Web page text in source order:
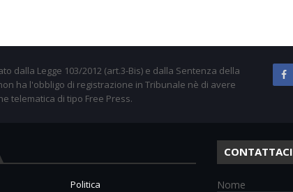
dalla Legge 103/2012 (art.3-Bis) e dalla Sentenza della
ha l'obbligo di registrazione in Tribunale nè di avere
telematica di tipo Free Press.
Politica
CONTATTACI
Nome